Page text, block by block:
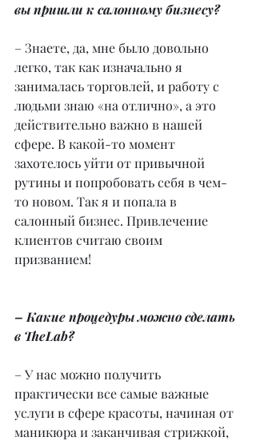
вы пришли к салонному бизнесу?
– Знаете, да, мне было довольно
легко, так как изначально я
занималась торговлей, и работу с
людьми знаю «на отлично», а это
действительно важно в нашей
сфере. В какой-то момент
захотелось уйти от привычной
рутины и попробовать себя в чем-
то новом. Так я и попала в
салонный бизнес. Привлечение
клиентов считаю своим
призванием!
– Какие процедуры можно сделать
в TheLab?
– У нас можно получить
практически все самые важные
услуги в сфере красоты, начиная от
маникюра и заканчивая стрижкой,